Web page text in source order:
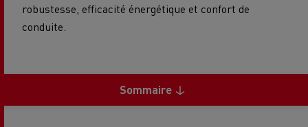
robustesse, efficacité énergétique et confort de
conduite.
Sommaire